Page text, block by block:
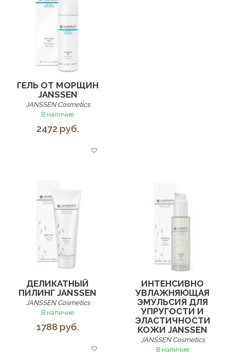
ГЕЛЬ ОТ МОРЩИН
JANSSEN
JANSSEN Cosmetics
В наличие
2472 руб.
ДЕЛИКАТНЫЙ
ПИЛИНГ JANSSEN
JANSSEN Cosmetics
В наличие
1788 руб.
ИНТЕНСИВНО
УВЛАЖНЯЮЩАЯ
ЭМУЛЬСИЯ ДЛЯ
УПРУГОСТИ И
ЭЛАСТИЧНОСТИ
КОЖИ JANSSEN
JANSSEN Cosmetics
В наличие